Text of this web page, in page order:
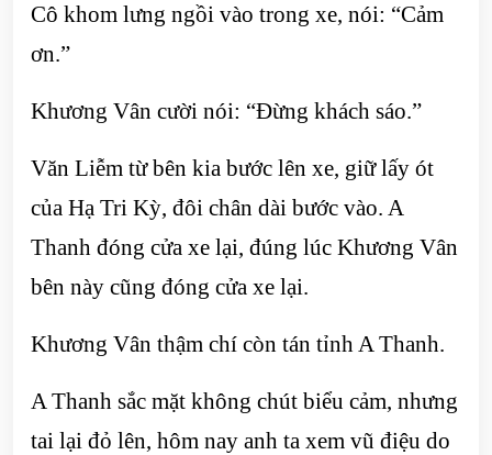
Cô khom lưng ngồi vào trong xe, nói: “Cảm
ơn.”
Khương Vân cười nói: “Đừng khách sáo.”
Văn Liễm từ bên kia bước lên xe, giữ lấy ót
của Hạ Tri Kỳ, đôi chân dài bước vào. A
Thanh đóng cửa xe lại, đúng lúc Khương Vân
bên này cũng đóng cửa xe lại.
Khương Vân thậm chí còn tán tỉnh A Thanh.
A Thanh sắc mặt không chút biểu cảm, nhưng
tai lại đỏ lên, hôm nay anh ta xem vũ điệu do